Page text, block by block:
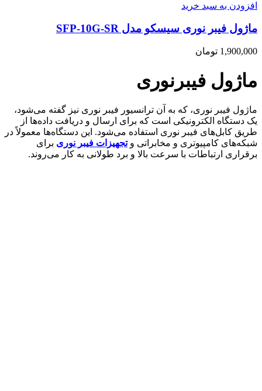
افزودن به سبد خرید
ماژول فیبر نوری سیسکو مدل SFP-10G-SR
1,900,000 تومان
ماژول فیبرنوری
ماژول فیبر نوری، که به آن ترانسیور فیبر نوری نیز گفته می‌شود،
یک دستگاه الکترونیکی است که برای ارسال و دریافت داده‌ها از
طریق کابل‌های فیبر نوری استفاده می‌شود. این دستگاه‌ها معمولاً در
شبکه‌های کامپیوتری و مخابراتی وتجهیزات فیبر نوری برای
برقراری ارتباطات با سرعت بالا و برد طولانی به کار می‌روند.